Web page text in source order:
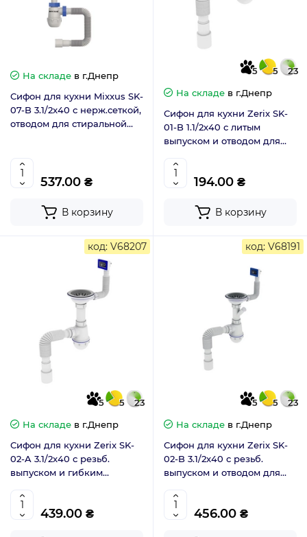
На складе в г.Днепр
Сифон для кухни Mixxus SK-
07-B 3.1/2x40 с нерж.сеткой,
отводом для стиральной
537.00 ₴
В корзину
5 5
23
На складе в г.Днепр
Сифон для кухни Zerix SK-
01-B 1.1/2x40 с литым
выпуском и отводом для
(ZX4951)
194.00 ₴
В корзину
код: V68207
5 5
23
На складе в г.Днепр
Сифон для кухни Zerix SK-
02-A 3.1/2x40 с резьб.
выпуском и гибким
(ZX4952)
439.00 ₴
код: V68191
5 5
23
На складе в г.Днепр
Сифон для кухни Zerix SK-
02-B 3.1/2x40 с резьб.
выпуском и отводом для
(ZX4953)
456.00 ₴